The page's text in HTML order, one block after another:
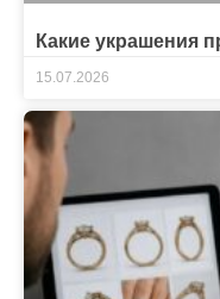
Какие украшения
15.07.2026